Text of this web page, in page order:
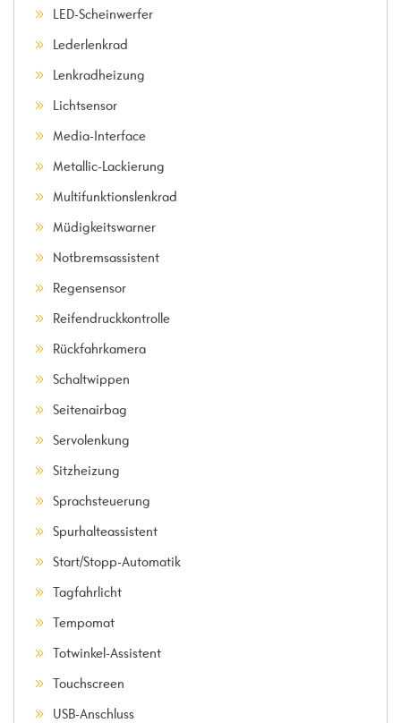
LED-Scheinwerfer
Lederlenkrad
Lenkradheizung
Lichtsensor
Media-Interface
Metallic-Lackierung
Multifunktionslenkrad
Müdigkeitswarner
Notbremsassistent
Regensensor
Reifendruckkontrolle
Rückfahrkamera
Schaltwippen
Seitenairbag
Servolenkung
Sitzheizung
Sprachsteuerung
Spurhalteassistent
Start/Stopp-Automatik
Tagfahrlicht
Tempomat
Totwinkel-Assistent
Touchscreen
USB-Anschluss